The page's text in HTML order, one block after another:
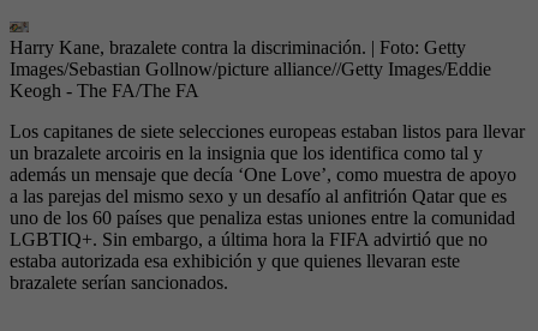
Harry Kane, brazalete contra la discriminación. | Foto: Getty
Images/Sebastian Gollnow/picture alliance//Getty Images/Eddie
Keogh - The FA/The FA
Los capitanes de siete selecciones europeas estaban listos para llevar
un brazalete arcoiris en la insignia que los identifica como tal y
además un mensaje que decía ‘One Love’, como muestra de apoyo
a las parejas del mismo sexo y un desafío al anfitrión Qatar que es
uno de los 60 países que penaliza estas uniones entre la comunidad
LGBTIQ+. Sin embargo, a última hora la FIFA advirtió que no
estaba autorizada esa exhibición y que quienes llevaran este
brazalete serían sancionados.